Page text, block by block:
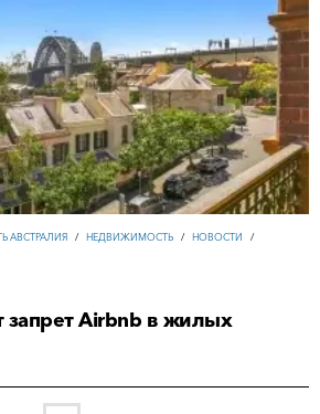
АВСТРАЛИЯ / НЕДВИЖИМОСТЬ / НОВОСТИ /
запрет Airbnb в жилых